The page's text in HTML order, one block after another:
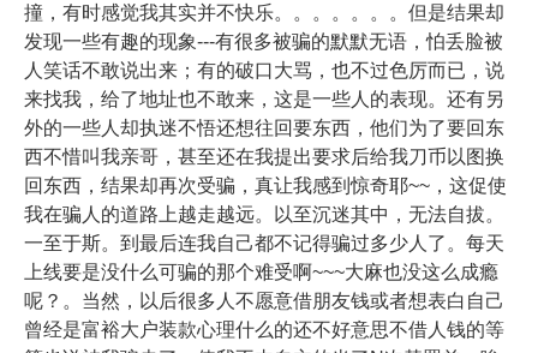
撞，有时感觉我其实并不快乐。。。。。。。但是结果却
发现一些有趣的现象---有很多被骗的默默无语，怕丢脸被
人笑话不敢说出来；有的破口大骂，也不过色厉而已，说
来找我，给了地址也不敢来，这是一些人的表现。还有另
外的一些人却执迷不悟还想往回要东西，他们为了要回东
西不惜叫我亲哥，甚至还在我提出要求后给我刀币以图换
回东西，结果却再次受骗，真让我感到惊奇耶~~，这促使
我在骗人的道路上越走越远。以至沉迷其中，无法自拔。
一至于斯。到最后连我自己都不记得骗过多少人了。每天
上线要是没什么可骗的那个难受啊~~~大麻也没这么成瘾
呢？。当然，以后很多人不愿意借朋友钱或者想表白自己
曾经是富裕大户装款心理什么的还不好意思不借人钱的等